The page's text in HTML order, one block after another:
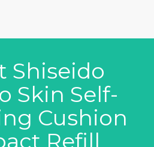
Shiseido
Skin Self-
Cushion
Refill